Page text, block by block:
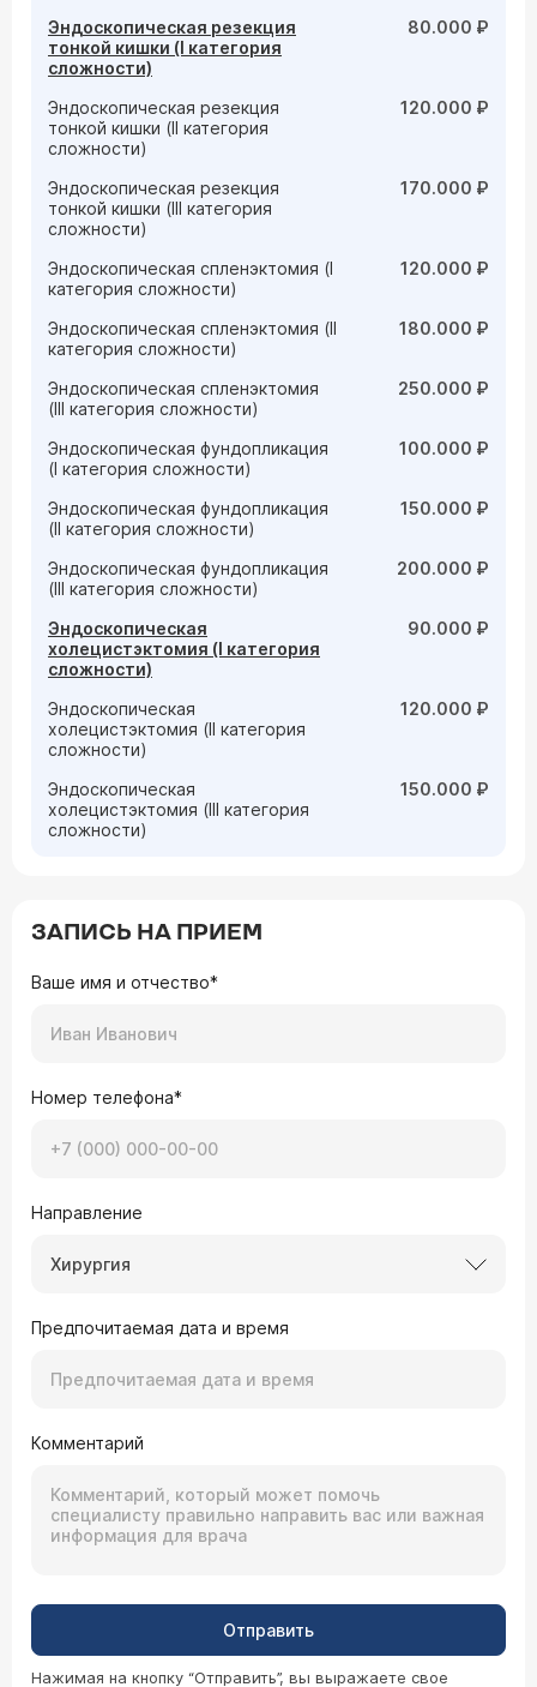
Эндоскопическая резекция
тонкой кишки (I категория
сложности)
80.000 ₽
Эндоскопическая резекция
тонкой кишки (II категория
сложности)
120.000 ₽
Эндоскопическая резекция
тонкой кишки (III категория
сложности)
170.000 ₽
Эндоскопическая спленэктомия (I
категория сложности)
120.000 ₽
Эндоскопическая спленэктомия (II
категория сложности)
180.000 ₽
Эндоскопическая спленэктомия
(III категория сложности)
250.000 ₽
Эндоскопическая фундопликация
(I категория сложности)
100.000 ₽
Эндоскопическая фундопликация
(II категория сложности)
150.000 ₽
Эндоскопическая фундопликация
(III категория сложности)
200.000 ₽
Эндоскопическая
холецистэктомия (I категория
сложности)
90.000 ₽
Эндоскопическая
холецистэктомия (II категория
сложности)
120.000 ₽
Эндоскопическая
холецистэктомия (III категория
сложности)
150.000 ₽
ЗАПИСЬ НА ПРИЕМ
Ваше имя и отчество*
Номер телефона*
Направление
Хирургия
Предпочитаемая дата и время
Комментарий
Отправить
Нажимая на кнопку “Отправить”, вы выражаете свое